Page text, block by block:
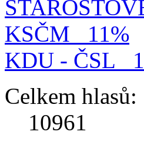
KSČM
11%
KDU - ČSL
Celkem hlasů:
10961